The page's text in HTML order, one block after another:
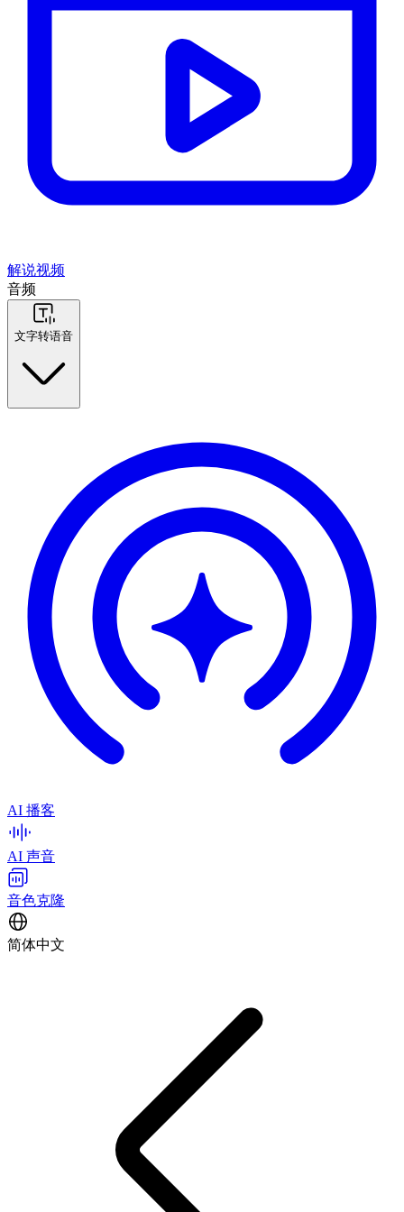
解说视频
音频
文字转语音
AI 播客
AI 声音
音色克隆
简体中文